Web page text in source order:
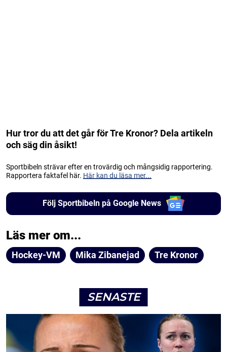
Hur tror du att det går för Tre Kronor? Dela artikeln
och säg din åsikt!
Sportbibeln strävar efter en trovärdig och mångsidig rapportering.
Rapportera faktafel här. Här kan du läsa mer...
Följ Sportbibeln på Google News
Läs mer om...
Hockey-VM Mika Zibanejad Tre Kronor
SENASTE